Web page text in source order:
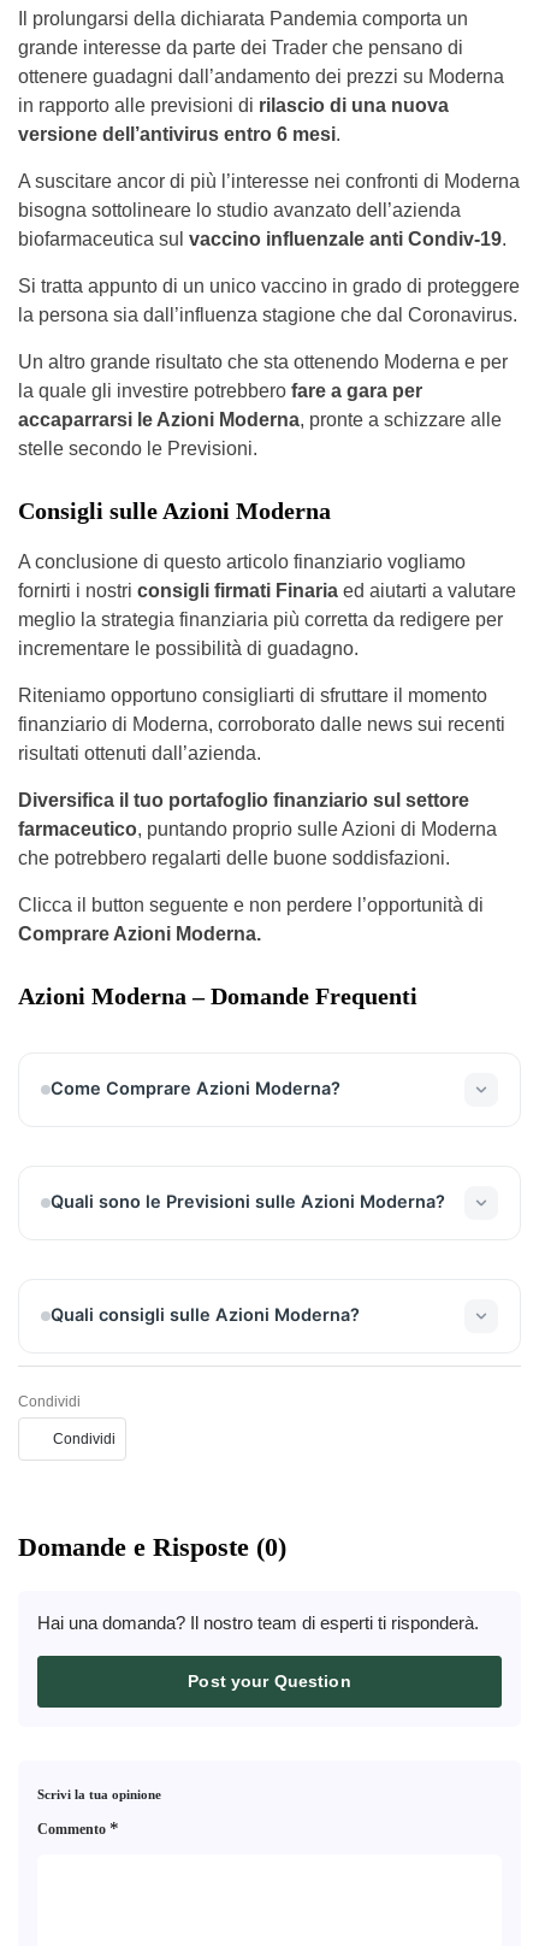
Il prolungarsi della dichiarata Pandemia comporta un
grande interesse da parte dei Trader che pensano di
ottenere guadagni dall’andamento dei prezzi su Moderna
in rapporto alle previsioni di rilascio di una nuova
versione dell’antivirus entro 6 mesi.
A suscitare ancor di più l’interesse nei confronti di Moderna
bisogna sottolineare lo studio avanzato dell’azienda
biofarmaceutica sul vaccino influenzale anti Condiv-19.
Si tratta appunto di un unico vaccino in grado di proteggere
la persona sia dall’influenza stagione che dal Coronavirus.
Un altro grande risultato che sta ottenendo Moderna e per
la quale gli investire potrebbero fare a gara per
accaparrarsi le Azioni Moderna, pronte a schizzare alle
stelle secondo le Previsioni.
Consigli sulle Azioni Moderna
A conclusione di questo articolo finanziario vogliamo
fornirti i nostri consigli firmati Finaria ed aiutarti a valutare
meglio la strategia finanziaria più corretta da redigere per
incrementare le possibilità di guadagno.
Riteniamo opportuno consigliarti di sfruttare il momento
finanziario di Moderna, corroborato dalle news sui recenti
risultati ottenuti dall’azienda.
Diversifica il tuo portafoglio finanziario sul settore
farmaceutico, puntando proprio sulle Azioni di Moderna
che potrebbero regalarti delle buone soddisfazioni.
Clicca il button seguente e non perdere l’opportunità di
Comprare Azioni Moderna.
Azioni Moderna – Domande Frequenti
Come Comprare Azioni Moderna?
semplici e sicuri che troverai leggendo l’articolo
Quali sono le Previsioni sulle Azioni Moderna?
sull’azienda biofarmaceutica e sui grandi risultati
Quali consigli sulle Azioni Moderna?
Si consiglia di diversificare il portafoglio azionario
previsioni rialziste sul titolo. Leggi l’articolo
completo per scoprire di più.
Condividi
Condividi
Domande e Risposte (0)
Hai una domanda? Il nostro team di esperti ti risponderà.
Post your Question
Scrivi la tua opinione
Commento *